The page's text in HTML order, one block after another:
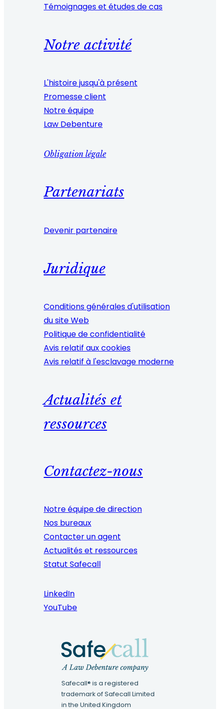
Témoignages et études de cas
Notre activité
L'histoire jusqu'à présent
Promesse client
Notre équipe
Law Debenture
Obligation légale
Partenariats
Devenir partenaire
Juridique
Conditions générales d'utilisation
du site Web
Politique de confidentialité
Avis relatif aux cookies
Avis relatif à l'esclavage moderne
Actualités et
ressources
Contactez-nous
Notre équipe de direction
Nos bureaux
Contacter un agent
Actualités et ressources
Statut Safecall
LinkedIn
YouTube
Safecall® is a registered
trademark of Safecall Limited
in the United Kingdom